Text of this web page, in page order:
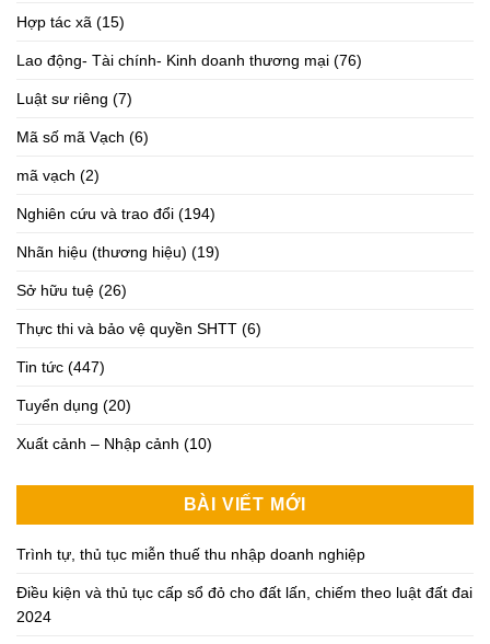
Hợp tác xã (15)
Lao động- Tài chính- Kinh doanh thương mại (76)
Luật sư riêng (7)
Mã số mã Vạch (6)
mã vạch (2)
Nghiên cứu và trao đổi (194)
Nhãn hiệu (thương hiệu) (19)
Sở hữu tuệ (26)
Thực thi và bảo vệ quyền SHTT (6)
Tin tức (447)
Tuyển dụng (20)
Xuất cảnh – Nhập cảnh (10)
BÀI VIẾT MỚI
Trình tự, thủ tục miễn thuế thu nhập doanh nghiệp
Điều kiện và thủ tục cấp sổ đỏ cho đất lấn, chiếm theo luật đất đai
2024